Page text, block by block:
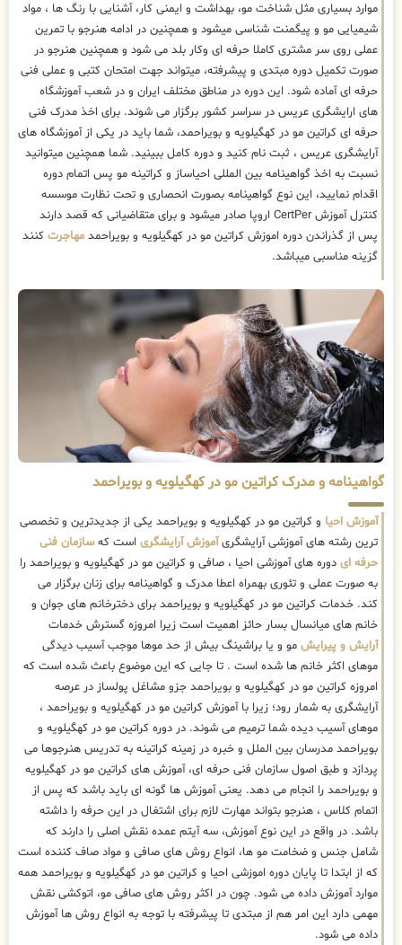
موارد بسیاری مثل شناخت مو، بهداشت و ایمنی کار، آشنایی با رنگ ها ، مواد
شیمیایی مو و پیگمنت شناسی میشود و همچنین در ادامه هنرجو با تمرین
عملی روی سر مشتری کاملا حرفه ای وکار بلد می شود و همچنین هنرجو در
صورت تکمیل دوره مبتدی و پیشرفته، میتواند جهت امتحان کتبی و عملی فنی
حرفه ای آماده شود. این دوره در مناطق مختلف ایران و در شعب آموزشگاه
های ارایشگری عریس در سراسر کشور برگزار می شوند. برای اخذ مدرک فنی
حرفه ای کراتین مو در کهگیلویه و بویراحمد، شما باید در یکی از آموزشگاه های
آرایشگری عریس ، ثبت نام کنید و دوره کامل ببینید. شما همچنین میتوانید
نسبت به اخذ گواهینامه بین المللی احیاساز و کراتینه مو پس اتمام دوره
اقدام نمایید، این نوع گواهینامه بصورت انحصاری و تحت نظارت موسسه
کنترل آموزش CertPer اروپا صادر میشود و برای متقاضیانی که قصد دارند
پس از گذراندن دوره اموزش کراتین مو در کهگیلویه و بویراحمد مهاجرت کنند
گزینه مناسبی میباشد.
گواهینامه و مدرک کراتین مو در کهگیلویه و بویراحمد
آموزش احیا و کراتین مو در کهگیلویه و بویراحمد یکی از جدیدترین و تخصصی
ترین رشته های آموزشی آرایشگریآموزش آرایشگری است کهسازمان فنی
حرفه ای دوره های آموزشی احیا ، صافی و کراتین مو در کهگیلویه و بویراحمد را
به صورت عملی و تئوری بهمراه اعطا مدرک و گواهینامه برای زنان برگزار می
کند. خدمات کراتین مو در کهگیلویه و بویراحمد برای دخترخانم های جوان و
خانم های میانسال بسار حائز اهمیت است زیرا امروزه گسترش خدمات
آرایش و پیرایش مو و یا براشینگ بیش از حد موها موجب آسیب دیدگی
موهای اکثر خانم ها شده است . تا جایی که این موضوع باعث شده است که
امروزه کراتین مو در کهگیلویه و بویراحمد جزو مشاغل پولساز در عرصه
آرایشگری به شمار رود؛ زیرا با آموزش کراتین مو در کهگیلویه و بویراحمد ،
موهای آسیب دیده شما ترمیم می شوند. در دوره کراتین مو در کهگیلویه و
بویراحمد مدرسان بین الملل و خبره در زمینه کراتینه به تدریس هنرجوها می
پردازد و طبق اصول سازمان فنی حرفه ای، آموزش های کراتین مو در کهگیلویه
و بویراحمد را انجام می دهد. یعنی آموزش ها گونه ای باید باشد که پس از
اتمام کلاس ، هنرجو بتواند مهارت لازم برای اشتغال در این حرفه را داشته
باشد. در واقع در این نوع آموزش، سه آیتم عمده نقش اصلی را دارند که
شامل جنس و ضخامت مو ها، انواع روش های صافی و مواد صاف کننده است
که از ابتدا تا پایان دوره اموزشی احیا و کراتین مو در کهگیلویه و بویراحمد همه
موارد آموزش داده می شود. چون در اکثر روش های صافی مو، اتوکشی نقش
مهمی دارد این امر هم از مبتدی تا پیشرفته با توجه به انواع روش ها آموزش
داده می شود.